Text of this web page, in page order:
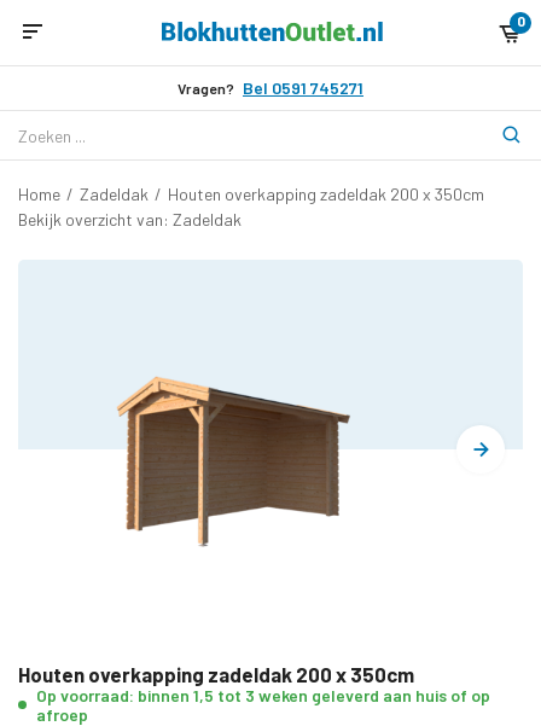
0
Vragen? Bel 0591 745271
Home / Zadeldak / Houten overkapping zadeldak 200 x 350cm
Bekijk overzicht van: Zadeldak
Houten overkapping zadeldak 200 x 350cm
Op voorraad: binnen 1,5 tot 3 weken geleverd aan huis of op
afroep